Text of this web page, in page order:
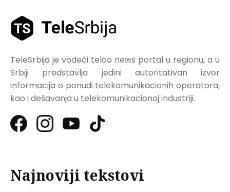
TeleSrbija je vodeći telco news portal u regionu, a u
Srbiji predstavlja jedini autoritativan izvor
informacija o ponudi telekomunikacionih operatora,
kao i dešavanja u telekomunikacionoj industriji.
Najnoviji tekstovi